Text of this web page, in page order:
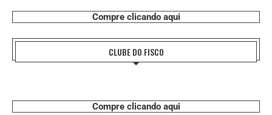
Compre clicando aqui
CLUBE DO FISCO
Compre clicando aqui